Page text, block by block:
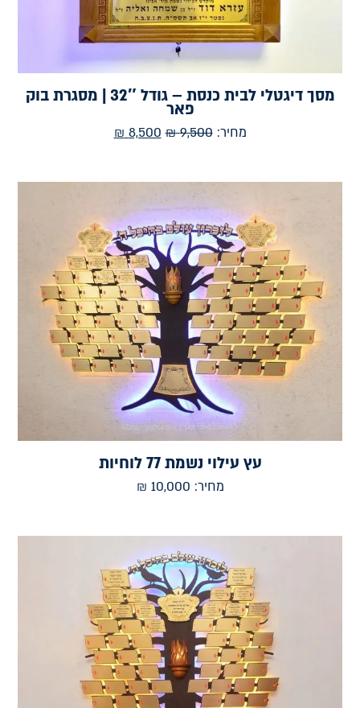
מסך דיגטלי לבית כנסת – גודל 32″ | מסגרת בוק
פאר
מחיר:9,500
₪
8,500
₪
עץ עילוי נשמת 77 לוחיות
מחיר: 10,000
₪